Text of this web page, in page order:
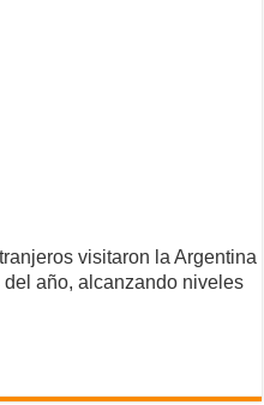
visitaron la Argentina
año, alcanzando niveles